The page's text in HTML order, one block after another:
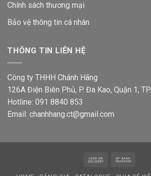
Chính sách thương mại
Bảo vệ thông tin cá nhân
THÔNG TIN LIÊN HỆ
Công ty THHH Chánh Hãng
126A Điện Biên Phủ, P. Đa Kao, Quận 1,
Hotline: 091 8840 853
Email: chanhhang.ct@gmail.com
Cash